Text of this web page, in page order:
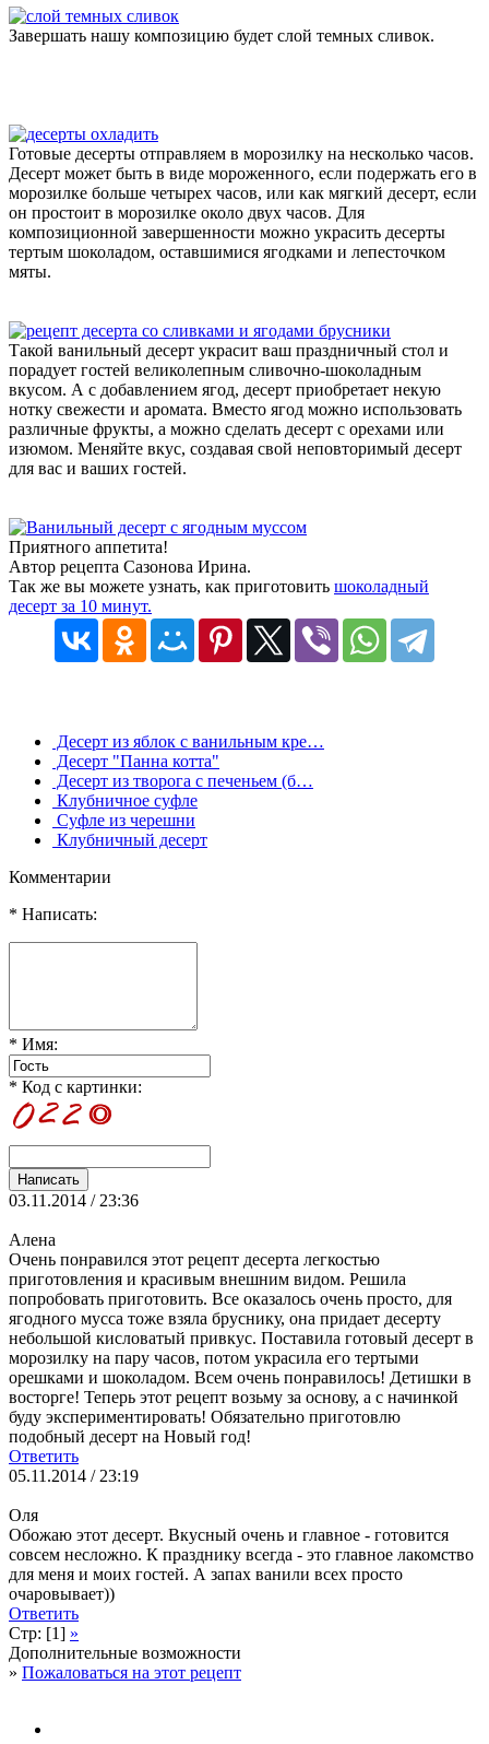
Завершать нашу композицию будет слой темных сливок.
Готовые десерты отправляем в морозилку на несколько часов.
Десерт может быть в виде мороженного, если подержать его в
морозилке больше четырех часов, или как мягкий десерт, если
он простоит в морозилке около двух часов. Для
композиционной завершенности можно украсить десерты
тертым шоколадом, оставшимися ягодками и лепесточком
мяты.
Такой ванильный десерт украсит ваш праздничный стол и
порадует гостей великолепным сливочно-шоколадным
вкусом. А с добавлением ягод, десерт приобретает некую
нотку свежести и аромата. Вместо ягод можно использовать
различные фрукты, а можно сделать десерт с орехами или
изюмом. Меняйте вкус, создавая свой неповторимый десерт
для вас и ваших гостей.
Приятного аппетита!
Автор рецепта Сазонова Ирина.
Так же вы можете узнать, как приготовить шоколадный
десерт за 10 минут.
Десерт из яблок с ванильным кре…
Десерт "Панна котта"
Десерт из творога с печеньем (б…
Клубничное суфле
Суфле из черешни
Клубничный десерт
Комментарии
* Написать:
* Имя:
* Код с картинки:
03.11.2014 / 23:36
Алена
Очень понравился этот рецепт десерта легкостью
приготовления и красивым внешним видом. Решила
попробовать приготовить. Все оказалось очень просто, для
ягодного мусса тоже взяла бруснику, она придает десерту
небольшой кисловатый привкус. Поставила готовый десерт в
морозилку на пару часов, потом украсила его тертыми
орешками и шоколадом. Всем очень понравилось! Детишки в
восторге! Теперь этот рецепт возьму за основу, а с начинкой
буду экспериментировать! Обязательно приготовлю
подобный десерт на Новый год!
Ответить
05.11.2014 / 23:19
Оля
Обожаю этот десерт. Вкусный очень и главное - готовится
совсем несложно. К празднику всегда - это главное лакомство
для меня и моих гостей. А запах ванили всех просто
очаровывает))
Ответить
Стр: [1] »
Дополнительные возможности
» Пожаловаться на этот рецепт